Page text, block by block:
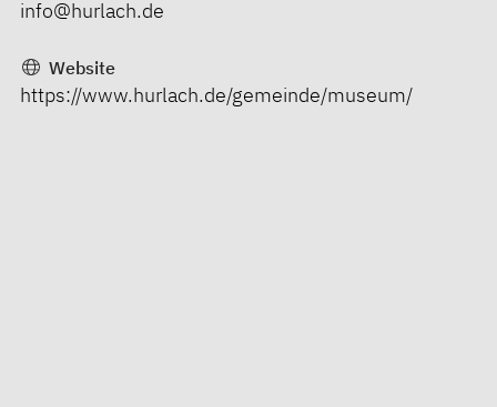
info@hurlach.de
Website
https://www.hurlach.de/gemeinde/museum/